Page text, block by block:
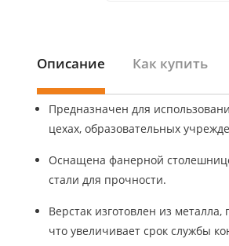
Описание Как купить
Предназначен для
цехах, образовательных
Оснащена фанерной
стали для прочности.
Верстак изготовлен из
что увеличивает срок службы